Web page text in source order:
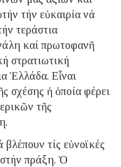
τήν εὐκαιρία νά
τεράστια
καί πρωτοφανῆ
στρατιωτική
Ἑλλάδα. Εἶναι
σχέσης ἡ ὁποία φέρει
τῆς
τίς εὐνοϊκές
στήν πράξη. Ὁ